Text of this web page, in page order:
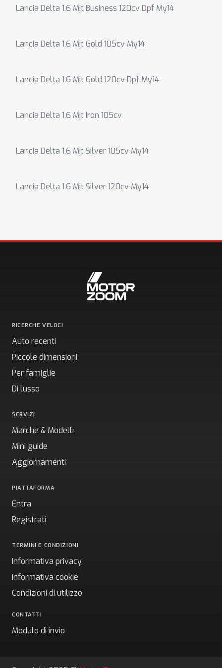
Lancia Delta 1.6 Mjt Business 120cv Dpf My14
Lancia Delta 1.6 Mjt Gold 105cv My14
Lancia Delta 1.6 Mjt Gold 120cv Dpf My14
Lancia Delta 1.6 Mjt Iron 105cv
Lancia Delta 1.6 Mjt Silver 105cv My14
Lancia Delta 1.6 Mjt Silver 120cv My14
RICERCHE VELOCI
Auto recenti
Piccole dimensioni
Per famiglie
Di lusso
SERVIZI
Marche & Modelli
Mini guide
Aggiornamenti
PIATTAFORMA
Entra
Registrati
TERMINI E CONDIZIONI
Informativa privacy
Informativa cookie
Condizioni di utilizzo
CONTATTI
Modulo di invio